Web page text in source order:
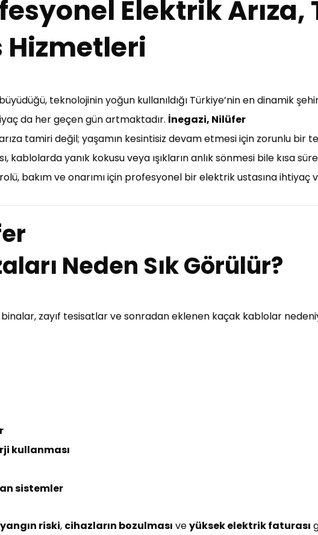
Elektrik Arıza,
Hizmetleri
teknolojinin yoğun kullanıldığı Türkiye’nin en dinamik
da her geçen gün artmaktadır. İnegazi, Nilüfer
tamiri değil; yaşamın kesintisiz devam etmesi için zorunlu bir
kablolarda yanık kokusu veya ışıkların anlık sönmesi bile kısa
bakım ve onarımı için profesyonel bir elektrik ustasına ihtiyaç
Neden Sık Görülür?
zayıf tesisatlar ve sonradan eklenen kaçak kablolar
kullanması
sistemler
yangın riski, cihazların bozulması veyüksek elektrik faturası